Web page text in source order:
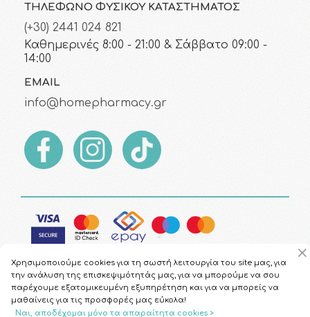
ΤΗΛΈΦΩΝΟ ΦΥΣΙΚΟΎ ΚΑΤΑΣΤΉΜΑΤΟΣ
(+30) 2441 024 821
Καθημερινές 8:00 - 21:00 & Σάββατο 09:00 -
14:00
EMAIL
info@homepharmacy.gr
Copyright © 2026HomePharmacy.gr
Χρησιμοποιούμε cookies για τη σωστή λειτουργία του site μας, για
την ανάλυση της επισκεψιμότητάς μας, για να μπορούμε να σου
παρέχουμε εξατομικευμένη εξυπηρέτηση και για να μπορείς να
μαθαίνεις για τις προσφορές μας εύκολα!
Ναι, αποδέχομαι μόνο τα απαραίτητα cookies >